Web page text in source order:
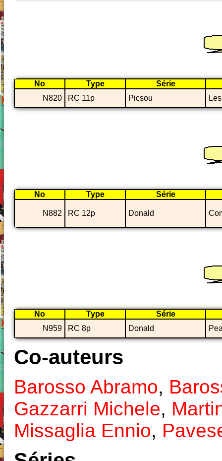
No Type
Série
N820
RC 11p Picsou
No Type Série
N882 RC 12p Donald
No Type
Série
N959
RC 8p Donald
Co-auteurs
Barosso Abramo,
Gazzarri Michele,
Missaglia Ennio,